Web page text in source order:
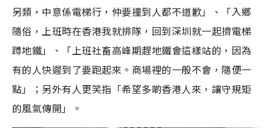
另類，中意係電梯行，仲要撞到人都不道歉」、「入鄉
隨俗，上班時在香港我就排隊，回到深圳就一起擠電梯
蹲地鐵」、「上班社畜高峰期趕地鐵會這樣站的，因為
有的人快遲到了要跑起來。商場裡的一般不會，隨便一
點」；另外有人更笑指「希望多啲香港人來，讓守規矩
的風氣傳開」。